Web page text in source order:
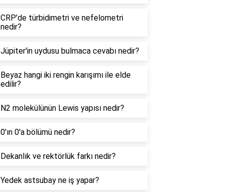
CRP'de türbidimetri ve nefelometri
nedir?
Jüpiter'in uydusu bulmaca cevabı nedir?
Beyaz hangi iki rengin karışımı ile elde
edilir?
N2 molekülünün Lewis yapısı nedir?
0'ın 0'a bölümü nedir?
Dekanlık ve rektörlük farkı nedir?
Yedek astsubay ne iş yapar?